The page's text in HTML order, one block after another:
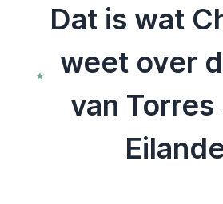
Dat is wat
weet over
van